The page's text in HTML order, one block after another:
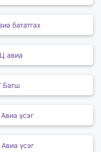
бататгах
авиа
Багш
үсэг
үсэг